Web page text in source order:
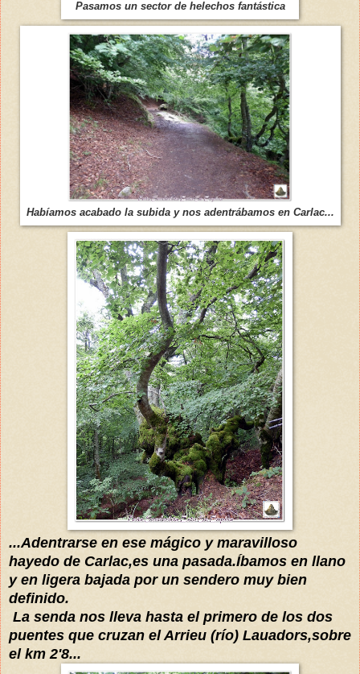
Pasamos un sector de helechos fantástica
Habíamos acabado la subida y nos adentrábamos en Carlac...
...Adentrarse en ese mágico y maravilloso
hayedo de Carlac,es una pasada.Íbamos en llano
y en ligera bajada por un sendero muy bien
definido.
La senda nos lleva hasta el primero de los dos
puentes que cruzan el Arrieu (río) Lauadors,sobre
el km 2'8...